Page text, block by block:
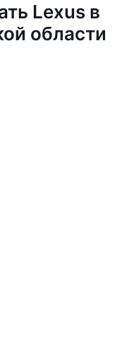
Lexus в
области